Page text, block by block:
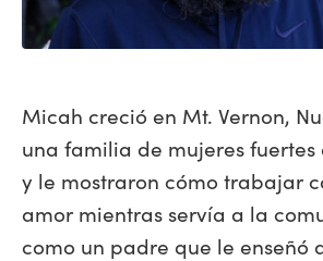
Micah creció en Mt. Vernon,
una familia de mujeres
y le mostraron cómo trabajar
amor mientras servía a la
como un padre que le enseñó